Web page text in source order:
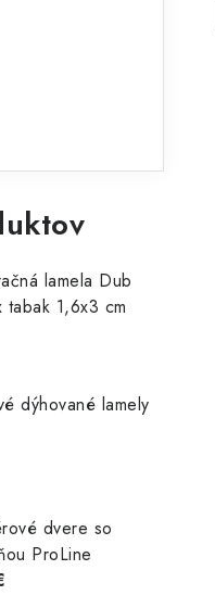
lamela Dub
tabak 1,6x3 cm
dýhované lamely
dvere so
ProLine
196,00 €